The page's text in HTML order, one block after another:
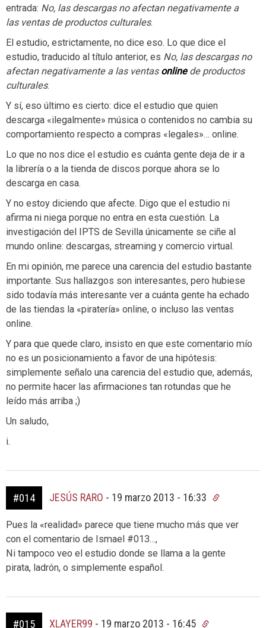
entrada: No, las descargas no afectan negativamente a
las ventas de productos culturales.
El estudio, estrictamente, no dice eso. Lo que dice el
estudio, traducido al título anterior, es No, las descargas no
afectan negativamente a las ventas onlinede productos
culturales.
Y sí, eso último es cierto: dice el estudio que quien
descarga «ilegalmente» música o contenidos no cambia su
comportamiento respecto a compras «legales»… online.
Lo que no nos dice el estudio es cuánta gente deja de ir a
la librería o a la tienda de discos porque ahora se lo
descarga en casa.
Y no estoy diciendo que afecte. Digo que el estudio ni
afirma ni niega porque no entra en esta cuestión. La
investigación del IPTS de Sevilla únicamente se ciñe al
mundo online: descargas, streaming y comercio virtual.
En mi opinión, me parece una carencia del estudio bastante
importante. Sus hallazgos son interesantes, pero hubiese
sido todavía más interesante ver a cuánta gente ha echado
de las tiendas la «piratería» online, o incluso las ventas
online.
Y para que quede claro, insisto en que este comentario mío
no es un posicionamiento a favor de una hipótesis:
simplemente señalo una carencia del estudio que, además,
no permite hacer las afirmaciones tan rotundas que he
leído más arriba ;)
Un saludo,
i.
#014 JESÚS RARO - 19 marzo 2013 - 16:33
Pues la «realidad» parece que tiene mucho más que ver
con el comentario de Ismael #013…,
Ni tampoco veo el estudio donde se llama a la gente
pirata, ladrón, o simplemente español.
#015 XLAYER99 - 19 marzo 2013 - 16:45